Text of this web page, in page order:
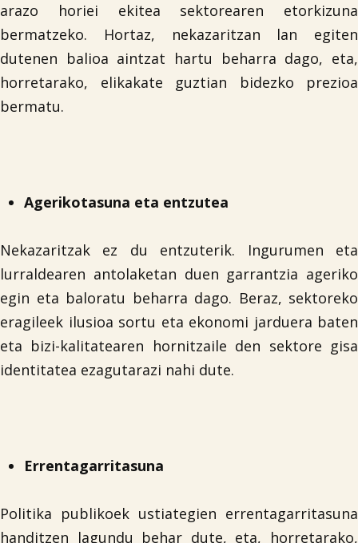
arazo horiei ekitea sektorearen etorkizuna
bermatzeko. Hortaz, nekazaritzan lan egiten
dutenen balioa aintzat hartu beharra dago, eta,
horretarako, elikakate guztian bidezko prezioa
bermatu.
Agerikotasuna eta entzutea
Nekazaritzak ez du entzuterik. Ingurumen eta
lurraldearen antolaketan duen garrantzia ageriko
egin eta baloratu beharra dago. Beraz, sektoreko
eragileek ilusioa sortu eta ekonomi jarduera baten
eta bizi-kalitatearen hornitzaile den sektore gisa
identitatea ezagutarazi nahi dute.
Errentagarritasuna
Politika publikoek ustiategien errentagarritasuna
handitzen lagundu behar dute, eta, horretarako,